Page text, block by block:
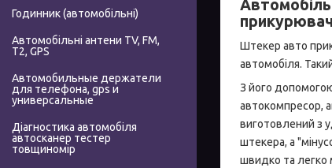
Штекер авто
автомобіля.
З його
автокомпресор,
виготовлений з
штекера, а
швидко та легко
Годинник (автомобільні)
Автомобільні антени TV, FM,
T2, GPS
Автомобильные держатели
для телефона, gps и
универсальные
Діагностика автомобіля
автосканер тестер
товщиномір